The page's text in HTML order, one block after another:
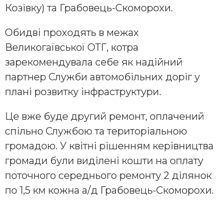
Козівку) та Грабовець-Скоморохи.
Обидві проходять в межах
Великогаївської ОТГ, котра
зарекомендувала себе як надійний
партнер Служби автомобільних доріг у
плані розвитку інфраструктури.
Це вже буде другий ремонт, оплачений
спільно Службою та територіальною
громадою. У квітні рішенням керівництва
громади були виділені кошти на оплату
поточного середнього ремонту 2 ділянок
по 1,5 км кожна а/д Грабовець-Скоморохи.